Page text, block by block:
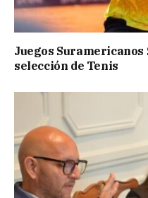
Juegos Suramericanos
selección de Tenis